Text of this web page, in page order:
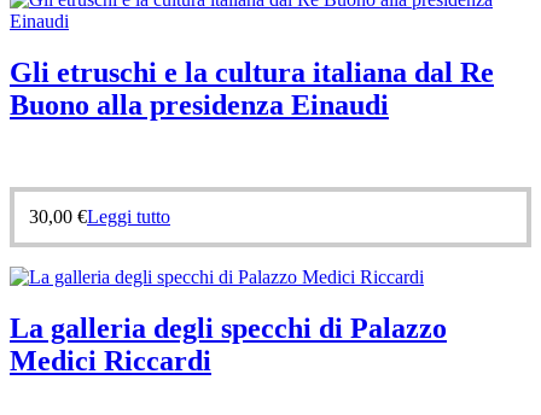
Gli etruschi e la cultura italiana dal Re
Buono alla presidenza Einaudi
30,00 €Leggi tutto
La galleria degli specchi di Palazzo
Medici Riccardi